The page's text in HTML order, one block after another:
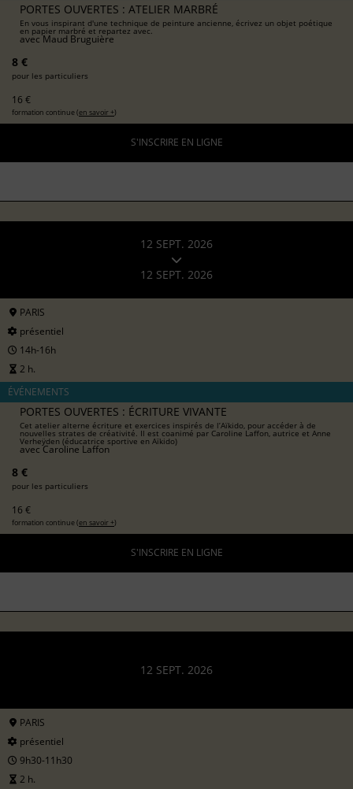
PORTES OUVERTES : ATELIER MARBRÉ
En vous inspirant d'une technique de peinture ancienne, écrivez un objet poétique
en papier marbré et repartez avec.
avecMaud Bruguière
8 €
pour les particuliers
16 €
formation continue (en savoir +)
S'INSCRIRE EN LIGNE
12 SEPT. 2026
12 SEPT. 2026
PARIS
présentiel
14h-16h
2 h.
ÉVÉNEMENTS
PORTES OUVERTES : ÉCRITURE VIVANTE
Cet atelier alterne écriture et exercices inspirés de l’Aïkido, pour accéder à de
nouvelles strates de créativité. Il est coanimé par Caroline Laffon, autrice et Anne
Verheÿden (éducatrice sportive en Aïkido)
avecCaroline Laffon
8 €
pour les particuliers
16 €
formation continue (en savoir +)
S'INSCRIRE EN LIGNE
12 SEPT. 2026
PARIS
présentiel
9h30-11h30
2 h.